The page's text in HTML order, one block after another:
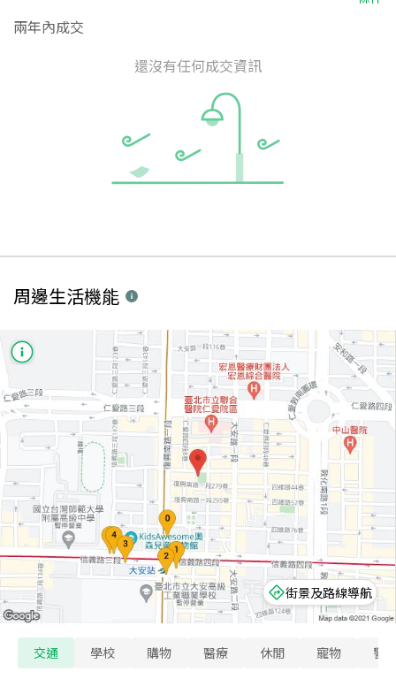
兩年內成交
還沒有任何成交資訊
周邊生活機能
街景及路線導航
交通 學校 購物 醫療 休閒 寵物 警